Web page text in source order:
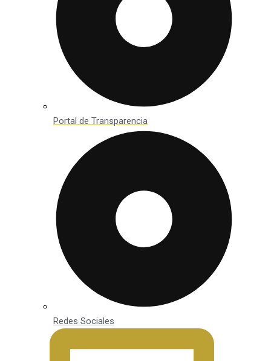
Portal de Transparencia
Redes Sociales